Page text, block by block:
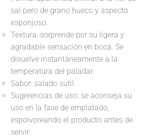
sal pero de grano hueco y aspecto
esponjoso.
Textura: sorprende por su ligera y
agradable sensación en boca. Se
disuelve instantáneamente a la
temperatura del paladar.
Sabor: salado sutil.
Sugerencias de uso: se aconseja su
uso en la fase de emplatado,
espolvoreando el producto antes de
servir.